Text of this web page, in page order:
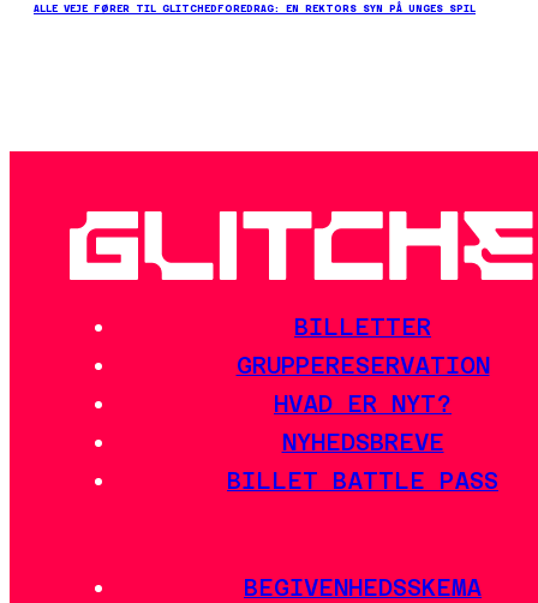
ALLE VEJE FØRER TIL GLITCHEDFOREDRAG: EN REKTORS SYN PÅ UNGES SPIL
BILLETTER
GRUPPERESERVATION
HVAD ER NYT?
NYHEDSBREVE
BILLET BATTLE PASS
BEGIVENHEDSSKEMA